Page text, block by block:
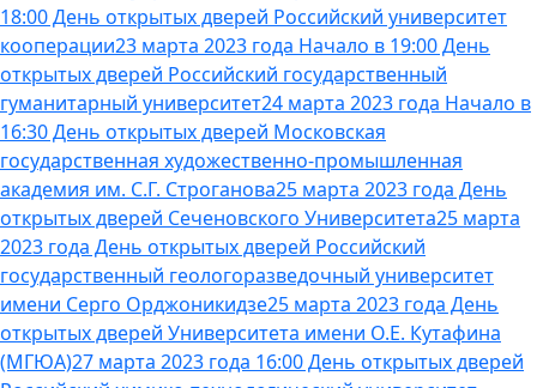
18:00 День открытых дверей Российский университет
кооперации23 марта 2023 года Начало в 19:00 День
открытых дверей Российский государственный
гуманитарный университет24 марта 2023 года Начало в
16:30 День открытых дверей Московская
государственная художественно-промышленная
академия им. С.Г. Строганова25 марта 2023 года День
открытых дверей Сеченовского Университета25 марта
2023 года День открытых дверей Российский
государственный геологоразведочный университет
имени Серго Орджоникидзе25 марта 2023 года День
открытых дверей Университета имени О.Е. Кутафина
(МГЮА)27 марта 2023 года 16:00 День открытых дверей